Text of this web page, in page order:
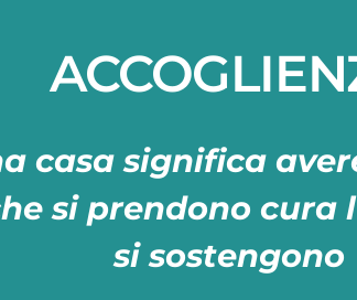
casa significa
si prendono cura
si sostengono